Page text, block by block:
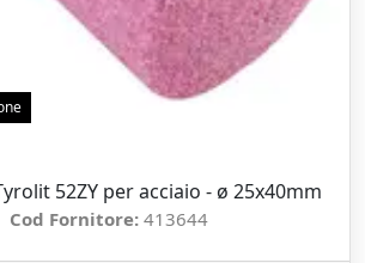
52ZY per acciaio - ø 25x40mm
Cod Fornitore: 413644